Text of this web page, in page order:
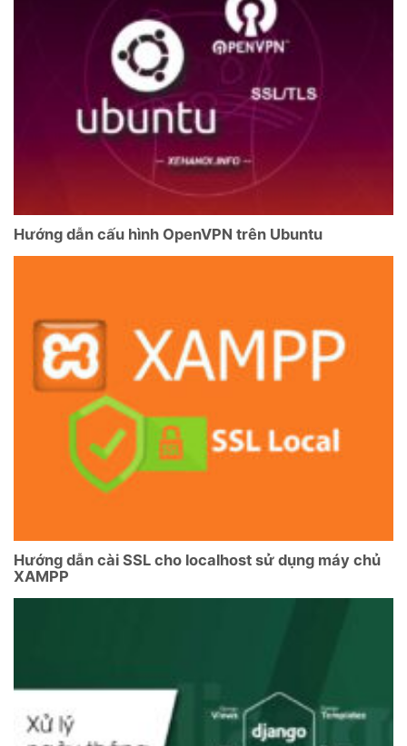
Hướng dẫn cấu hình OpenVPN trên Ubuntu
Hướng dẫn cài SSL cho localhost sử dụng máy chủ
XAMPP